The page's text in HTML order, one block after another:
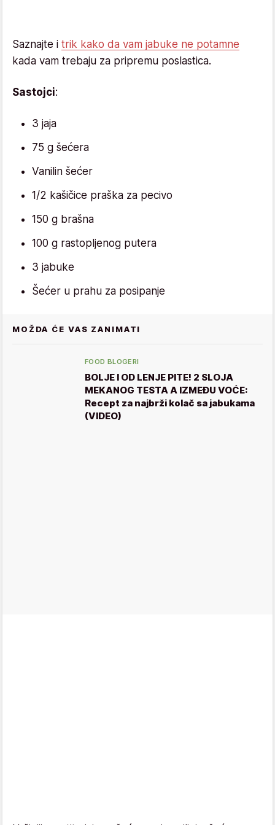
Saznajte i trik kako da vam jabuke ne potamne
kada vam trebaju za pripremu poslastica.
Sastojci:
3 jaja
75 g šećera
Vanilin šećer
1/2 kašičice praška za pecivo
150 g brašna
100 g rastopljenog putera
3 jabuke
Šećer u prahu za posipanje
MOŽDA ĆE VAS ZANIMATI
FOOD BLOGERI
BOLJE I OD LENJE PITE! 2 SLOJA
MEKANOG TESTA A IZMEĐU VOĆE:
Recept za najbrži kolač sa jabukama
(VIDEO)